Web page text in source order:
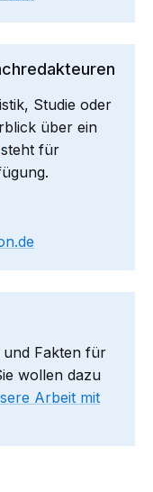
Studie oder
über ein
steht für
und Fakten für
wollen dazu
Arbeit mit